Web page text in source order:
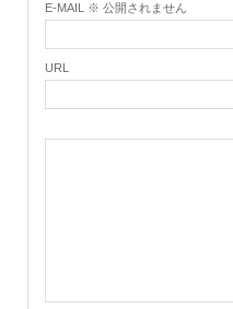
E-MAIL ※ 公開されません
URL